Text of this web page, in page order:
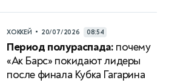
ХОККЕЙ • 20/07/2026 08:54
Период полураспада: почему
«Ак Барс» покидают лидеры
после финала Кубка Гагарина